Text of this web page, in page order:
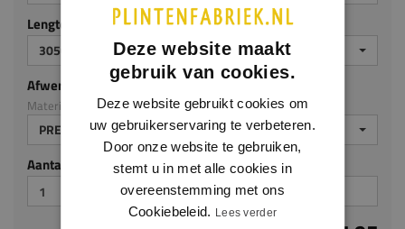
Lengte (mm)
3050
Afwerking
Materiaal: MDF v313
PREMIUM AFGELAKT
Aantal stuks
Deze website maakt
gebruik van cookies.
Deze website gebruikt cookies om
uw gebruikerservaring te verbeteren.
Door onze website te gebruiken,
stemt u in met alle cookies in
overeenstemming met ons
Cookiebeleid. Lees verder